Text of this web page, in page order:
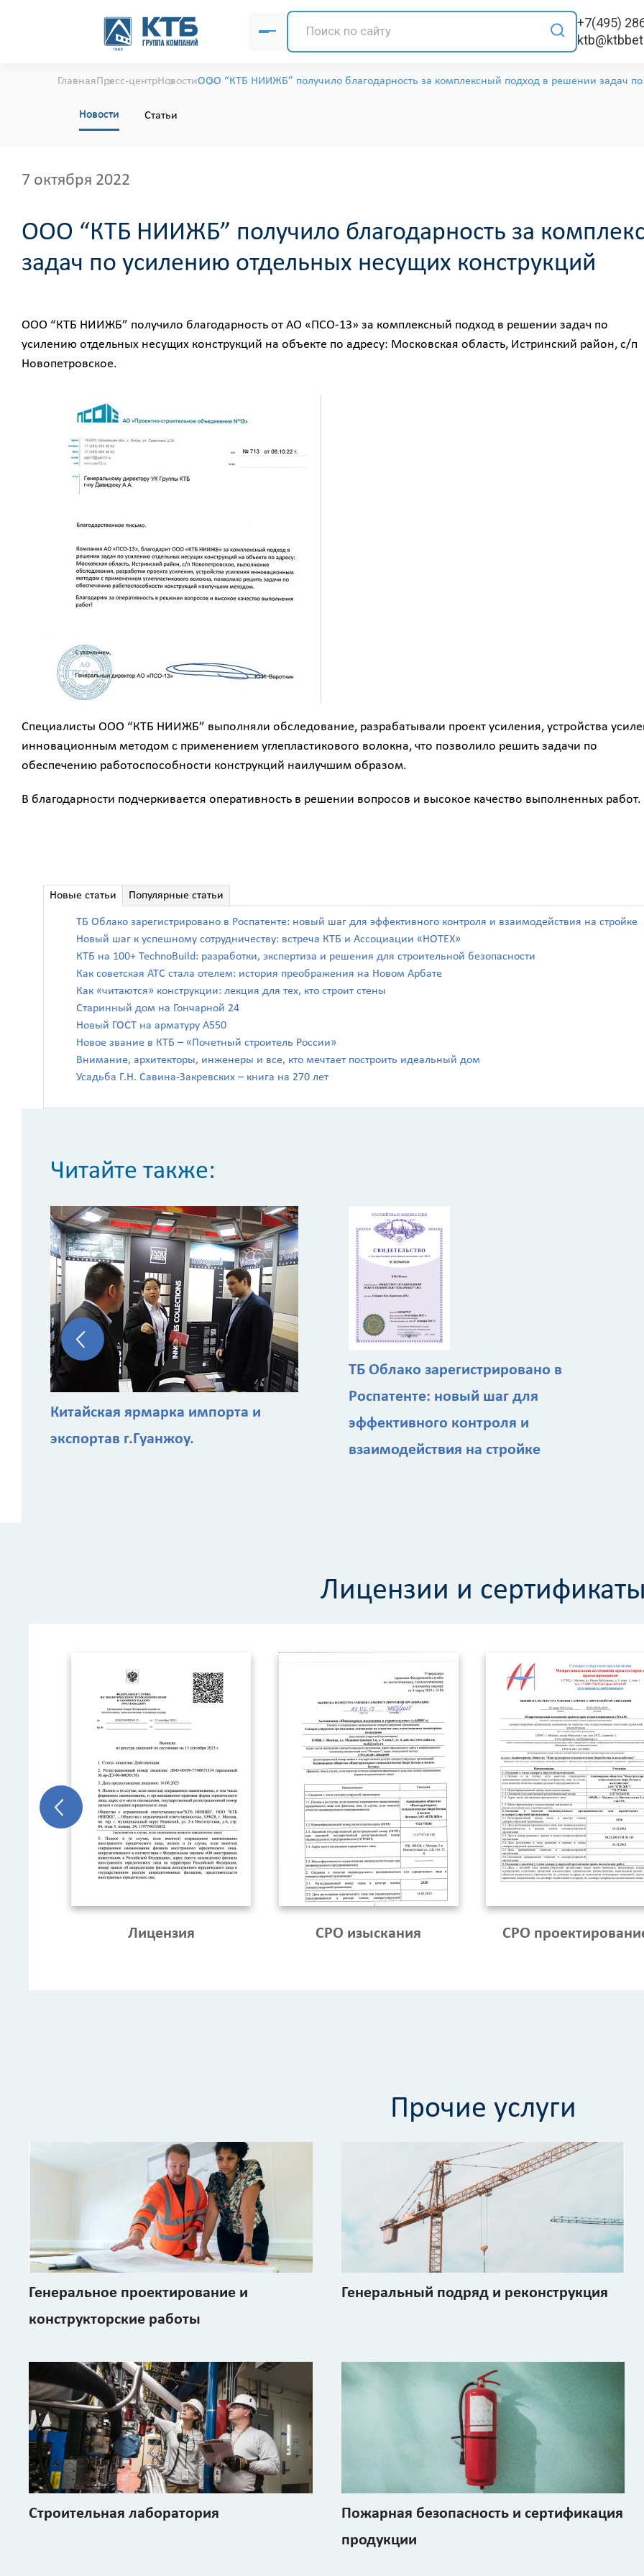
+7(495)
ГлавнаяПресс-центрНовостиООО “КТБ НИИЖБ” получило благодарность за комплексный подход в решении задач
Новости Статьи
7 октября 2022
ООО “КТБ НИИЖБ” получило благодарность за
задач по усилению отдельных несущих конструкций
ООО “КТБ НИИЖБ” получило благодарность от АО «ПСО-13» за комплексный подход в решении задач по
усилению отдельных несущих конструкций на объекте по адресу: Московская область, Истринский район, с/п
Новопетровское.
Специалисты ООО “КТБ НИИЖБ” выполняли обследование, разрабатывали проект усиления, устройства
инновационным методом с применением углепластикового волокна, что позволило решить задачи по
обеспечению работоспособности конструкций наилучшим образом.
В благодарности подчеркивается оперативность в решении вопросов и высокое качество выполненных работ.
Новые статьи Популярные статьи
ТБ Облако зарегистрировано в Роспатенте: новый шаг для эффективного контроля и взаимодействия на стройке
Новый шаг к успешному сотрудничеству: встреча КТБ и Ассоциации «НОТЕХ»
КТБ на 100+ TechnoBuild: разработки, экспертиза и решения для строительной безопасности
Как советская АТС стала отелем: история преображения на Новом Арбате
Как «читаются» конструкции: лекция для тех, кто строит стены
Старинный дом на Гончарной 24
Новый ГОСТ на арматуру А550
Новое звание в КТБ – «Почетный строитель России»
Внимание, архитекторы, инженеры и все, кто мечтает построить идеальный дом
Усадьба Г.Н. Савина-Закревских – книга на 270 лет
Читайте также:
Китайская ярмарка импорта и
экспортав г.Гуанжоу.
ТБ Облако зарегистрировано в
Роспатенте: новый шаг для
эффективного контроля и
взаимодействия на стройке
Лицензии и
Лицензия СРО изыскания СРО
Прочие услуги
Генеральное проектирование и
конструкторские работы
Генеральный подряд и реконструкция
Строительная лаборатория
Пожарная безопасность и сертификация
продукции